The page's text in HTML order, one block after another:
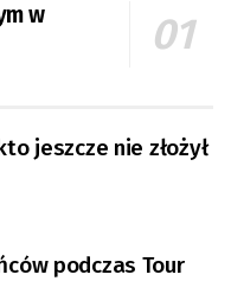
w
jeszcze nie złożył
podczas Tour